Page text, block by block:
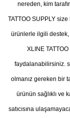
nereden, kim
TATTOO SUPPLY
ürünlerle ilgili
XLINE
faydalanabilirsiniz.
olmanız gereken bir
ürünün sağlıklı ve
satıcısına